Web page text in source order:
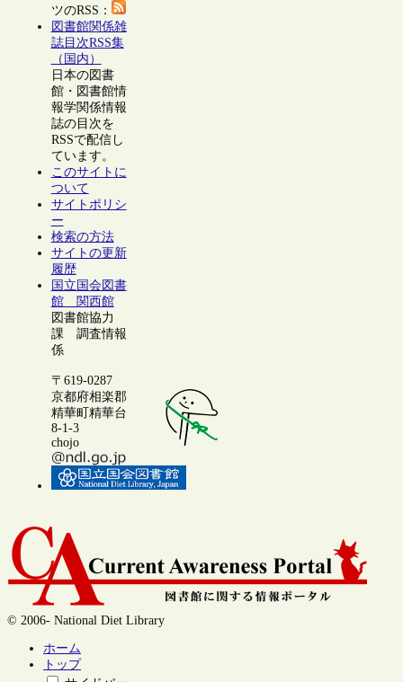
ツのRSS：
図書館関係雑
誌目次RSS集
（国内）
日本の図書
館・図書館情
報学関係情報
誌の目次を
RSSで配信し
ています。
このサイトに
ついて
サイトポリシ
ー
検索の方法
サイトの更新
履歴
国立国会図書
館 関西館
図書館協力
課 調査情報
係
〒619-0287
京都府相楽郡
精華町精華台
8-1-3
chojo
© 2006- National Diet Library
ホーム
トップ